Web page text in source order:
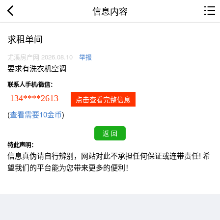
信息内容
求租单间
尤溪房产网 2026.08.10 举报
要求有洗衣机空调
联系人手机/微信：
134****2613 点击查看完整信息
(查看需要10金币)
特此声明：
信息真伪请自行辨别，网站对此不承担任何保证或连带责任! 希
望我们的平台能为您带来更多的便利！